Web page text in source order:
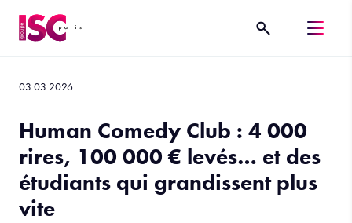
03.03.2026
Human Comedy Club : 4 000
rires, 100 000 € levés… et des
étudiants qui grandissent plus
vite